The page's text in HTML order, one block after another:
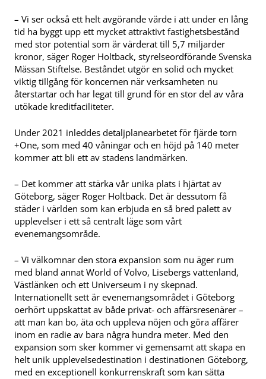
– Vi ser också ett helt avgörande värde i att under en lång
tid ha byggt upp ett mycket attraktivt fastighetsbestånd
med stor potential som är värderat till 5,7 miljarder
kronor, säger Roger Holtback, styrelseordförande Svenska
Mässan Stiftelse. Beståndet utgör en solid och mycket
viktig tillgång för koncernen när verksamheten nu
återstartar och har legat till grund för en stor del av våra
utökade kreditfaciliteter.
Under 2021 inleddes detaljplanearbetet för fjärde torn
+One, som med 40 våningar och en höjd på 140 meter
kommer att bli ett av stadens landmärken.
– Det kommer att stärka vår unika plats i hjärtat av
Göteborg, säger Roger Holtback. Det är dessutom få
städer i världen som kan erbjuda en så bred palett av
upplevelser i ett så centralt läge som vårt
evenemangsområde.
– Vi välkomnar den stora expansion som nu äger rum
med bland annat World of Volvo, Lisebergs vattenland,
Västlänken och ett Universeum i ny skepnad.
Internationellt sett är evenemangsområdet i Göteborg
oerhört uppskattat av både privat- och affärsresenärer –
att man kan bo, äta och uppleva nöjen och göra affärer
inom en radie av bara några hundra meter. Med den
expansion som sker kommer vi gemensamt att skapa en
helt unik upplevelsedestination i destinationen Göteborg,
med en exceptionell konkurrenskraft som kan sätta